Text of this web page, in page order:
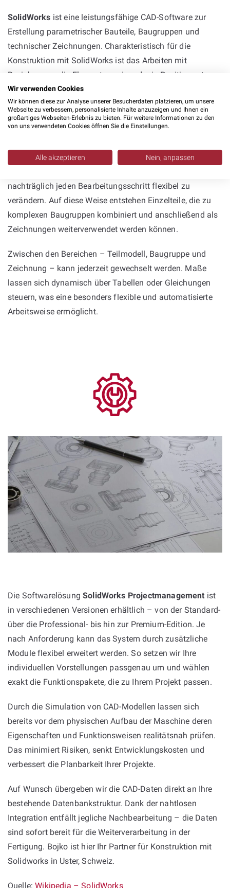
SolidWorks ist eine leistungsfähige CAD-Software zur
Erstellung parametrischer Bauteile, Baugruppen und
technischer Zeichnungen. Charakteristisch für die
Konstruktion mit SolidWorks ist das Arbeiten mit
Beziehungen, die Elemente zueinander in Position setzen,
sowie mit konkreten Bemaßungen zur präzisen Definition
von Geometrien. Die Software kann selbst genutzt
werden, oder beiSolidworks Dienstleisternausgelagert
Die Modellierung erfolgt in modularen Schritten,
nachträglich jeden Bearbeitungsschritt flexibel zu
verändern. Auf diese Weise entstehen Einzelteile, die zu
komplexen Baugruppen kombiniert und anschließend als
Zeichnungen weiterverwendet werden können.
Zwischen den Bereichen – Teilmodell, Baugruppe und
Zeichnung – kann jederzeit gewechselt werden. Maße
lassen sich dynamisch über Tabellen oder Gleichungen
steuern, was eine besonders flexible und automatisierte
Arbeitsweise ermöglicht.
Die SoftwarelösungSolidWorks Projectmanagement ist
in verschiedenen Versionen erhältlich – von der Standard-
über die Professional- bis hin zur Premium-Edition. Je
nach Anforderung kann das System durch zusätzliche
Module flexibel erweitert werden. So setzen wir Ihre
individuellen Vorstellungen passgenau um und wählen
exakt die Funktionspakete, die zu Ihrem Projekt passen.
Durch die Simulation von CAD-Modellen lassen sich
bereits vor dem physischen Aufbau der Maschine deren
Eigenschaften und Funktionsweisen realitätsnah prüfen.
Das minimiert Risiken, senkt Entwicklungskosten und
verbessert die Planbarkeit Ihrer Projekte.
Auf Wunsch übergeben wir die CAD-Daten direkt an Ihre
bestehende Datenbankstruktur. Dank der nahtlosen
Integration entfällt jegliche Nachbearbeitung – die Daten
sind sofort bereit für die Weiterverarbeitung in der
Fertigung. Bojko ist hier Ihr Partner für Konstruktion mit
Solidworks in Uster, Schweiz.
Quelle:Wikipedia – SolidWorks
Wir verwenden Cookies
Wir können diese zur Analyse unserer Besucherdaten platzieren, um unsere
Webseite zu verbessern, personalisierte Inhalte anzuzeigen und Ihnen ein
großartiges Webseiten-Erlebnis zu bieten. Für weitere Informationen zu den
von uns verwendeten Cookies öffnen Sie die Einstellungen.
Alle akzeptieren Nein, anpassen